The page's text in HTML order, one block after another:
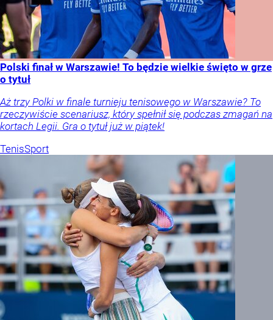
Polski finał w Warszawie! To będzie wielkie święto w grze
o tytuł
Aż trzy Polki w finale turnieju tenisowego w Warszawie? To
rzeczywiście scenariusz, który spełnił się podczas zmagań na
kortach Legii. Gra o tytuł już w piątek!
TenisSport